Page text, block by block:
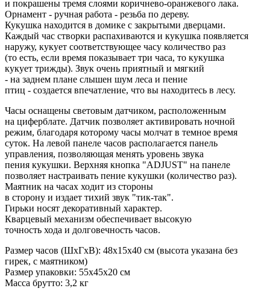
и покрашены тремя слоями коричнево-оранжевого лака.
Орнамент - ручная работа - резьба по дереву.
Кукушка находится в домике с закрытыми дверцами.
Каждый час створки распахиваются и кукушка появляется
наружу, кукует соответствующее часу количество раз
(то есть, если время показывает три часа, то кукушка
кукует трижды). Звук очень приятный и мягкий
- на заднем плане слышен шум леса и пение
птиц - создается впечатление, что вы находитесь в лесу.
Часы оснащены световым датчиком, расположенным
на циферблате. Датчик позволяет активировать ночной
режим, благодаря которому часы молчат в темное время
суток. На левой панеле часов располагается панель
управления, позволяющая менять уровень звука
пения кукушки. Верхняя кнопка "ADJUST" на панеле
позволяет настраивать пение кукушки (количество раз).
Маятник на часах ходит из стороны
в сторону и издает тихий звук "тик-так".
Гирьки носят декоративный характер.
Кварцевый механизм обеспечивает высокую
точность хода и долговечность часов.
Размер часов (ШхГхВ): 48х15х40 см (высота указана без
гирек, с маятником)
Размер упаковки: 55х45х20 см
Масса брутто: 3,2 кг